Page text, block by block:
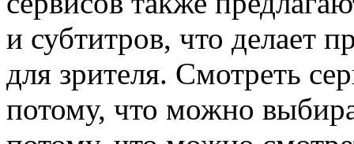
и субтитров, что делает
для зрителя. Смотреть
потому, что можно